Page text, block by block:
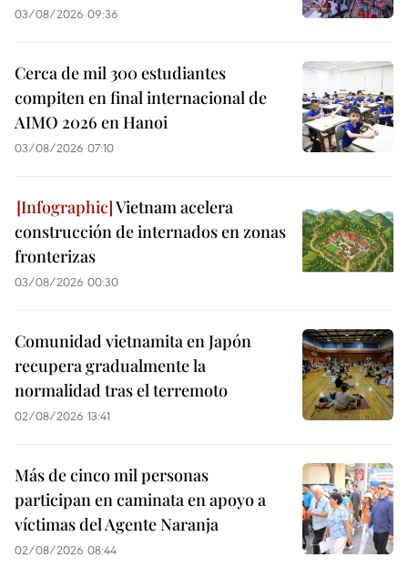
03/08/2026 09:36
Cerca de mil 300 estudiantes
compiten en final internacional de
AIMO 2026 en Hanoi
03/08/2026 07:10
Vietnam acelera
construcción de internados en zonas
fronterizas
03/08/2026 00:30
Comunidad vietnamita en Japón
recupera gradualmente la
normalidad tras el terremoto
02/08/2026 13:41
Más de cinco mil personas
participan en caminata en apoyo a
víctimas del Agente Naranja
02/08/2026 08:44